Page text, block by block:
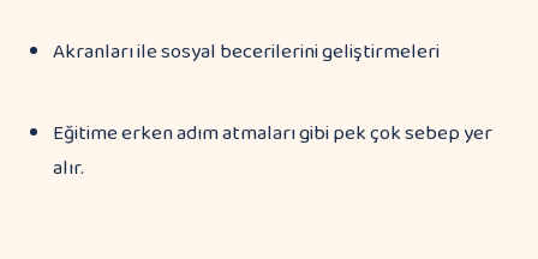
Akranları ile sosyal becerilerini geliştirmeleri
Eğitime erken adım atmaları gibi pek çok sebep yer
alır.